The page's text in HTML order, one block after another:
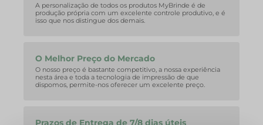
A personalização de todos os produtos MyBrinde é de
produção própria com um excelente controle produtivo, e é
isso que nos distingue dos demais.
O Melhor Preço do Mercado
O nosso preço é bastante competitivo, a nossa experiência
nesta área e toda a tecnologia de impressão de que
dispomos, permite-nos oferecer um excelente preço.
Prazos de Entrega de 7/8 dias úteis